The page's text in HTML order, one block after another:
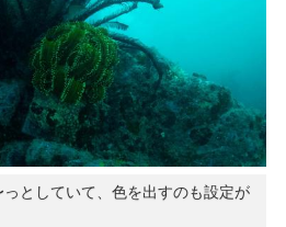
としていて、色を出すのも設定が